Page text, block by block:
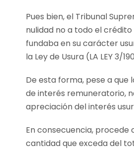
Pues bien, el Tribunal
nulidad no a todo el
fundaba en su carácter
la Ley de Usura (LA LEY 3/
De esta forma, pese a que
de interés remuneratorio,
apreciación del interés
En consecuencia,
cantidad que exceda del